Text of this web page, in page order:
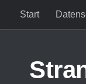
Zum Inhalt
Start